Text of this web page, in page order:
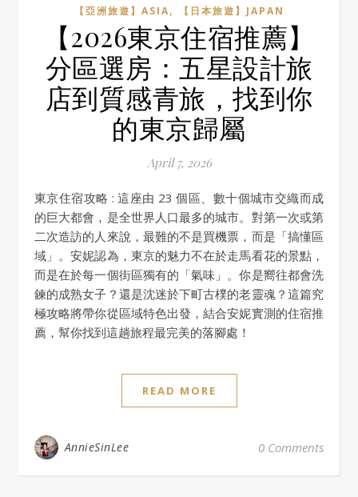
【亞洲旅遊】ASIA, 【日本旅遊】JAPAN
【2026東京住宿推薦】
分區選房：五星設計旅
店到質感青旅，找到你
的東京歸屬
April 7, 2026
東京住宿攻略 : 這座由 23 個區、數十個城市交織而成
的巨大都會，是全世界人口最多的城市。對第一次或第
二次造訪的人來說，最難的不是買機票，而是「搞懂區
域」。安妮認為，東京的魅力不在於走馬看花的景點，
而是在於每一個街區獨有的「氣味」。你是嚮往都會洗
鍊的成熟女子？還是沈迷於下町古樸的老靈魂？這篇究
極攻略將帶你從區域特色出發，結合安妮實測的住宿推
薦，幫你找到這趟旅程最完美的落腳處！
READ MORE
AnnieSinLee 0 Comments